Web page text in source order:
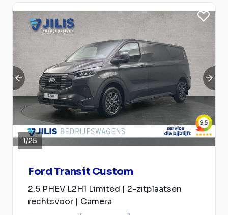
1/25
Ford Transit Custom
2.5 PHEV L2H1 Limited | 2-zitplaatsen
rechtsvoor | Camera